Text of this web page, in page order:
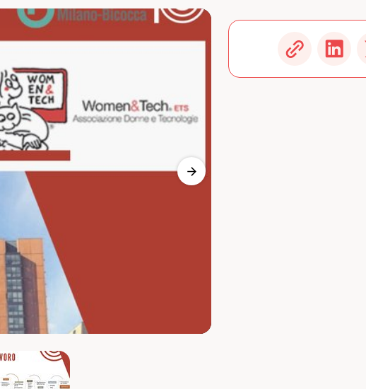
Previous image